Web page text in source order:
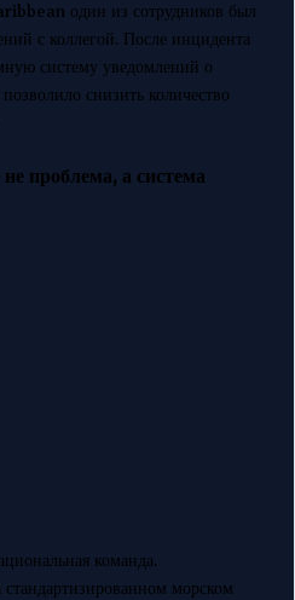
один из сотрудников был
с коллегой. После инцидента
систему уведомлений о
снизить количество
проблема, а система
команда.
морском